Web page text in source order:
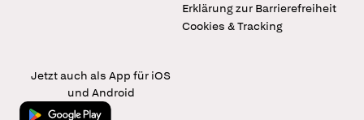
Erklärung zur Barrierefreiheit
Cookies & Tracking
Jetzt auch als App für iOS
und Android
Jetzt bei Google Play